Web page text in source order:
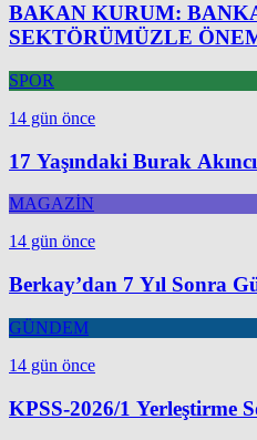
BAKAN KURUM:
SEKTÖRÜMÜZLE
SPOR
14 gün önce
17 Yaşındaki Burak
MAGAZİN
14 gün önce
Berkay’dan 7 Yıl Sonra
GÜNDEM
14 gün önce
KPSS-2026/1 Yerleştirme